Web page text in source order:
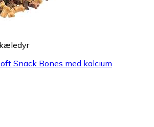
Snack Bones med kalcium